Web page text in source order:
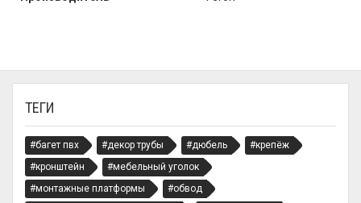
ТЕГИ
#багет пвх #декор трубы #дюбель
#крепёж
#кронштейн
#мебельный уголок
#монтажные платформы
#обвод